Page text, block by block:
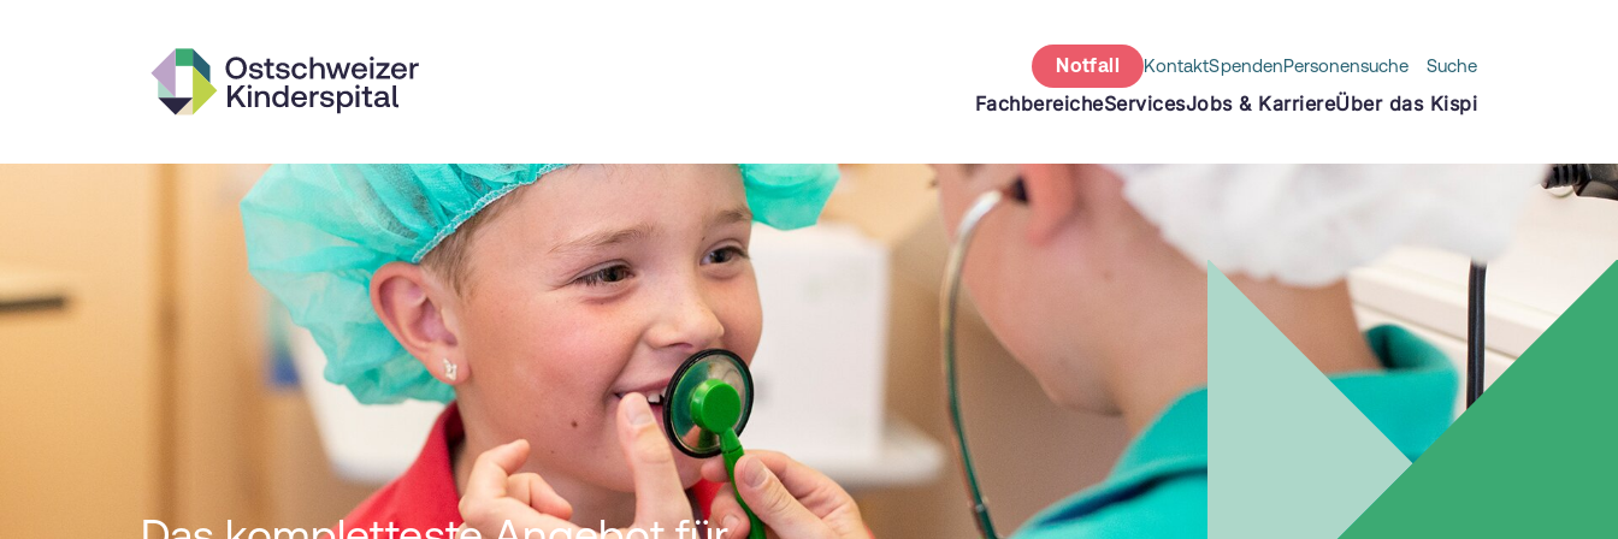
Notfall KontaktSpendenPersonensuche Suche
FachbereicheServicesJobs & KarriereÜber das Kispi